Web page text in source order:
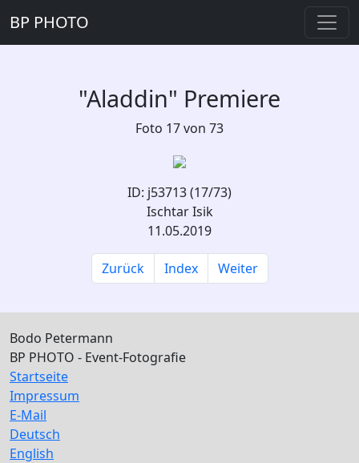
BP PHOTO
"Aladdin" Premiere
Foto 17 von 73
ID: j53713 (17/73)
Ischtar Isik
11.05.2019
Zurück Index Weiter
Bodo Petermann
BP PHOTO - Event-Fotografie
Startseite
Impressum
E-Mail
Deutsch
English